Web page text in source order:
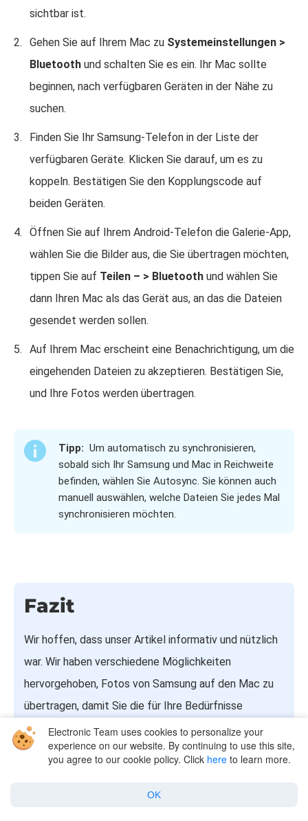
sichtbar ist.
Gehen Sie auf Ihrem Mac zu Systemeinstellungen >
Bluetooth und schalten Sie es ein. Ihr Mac sollte
beginnen, nach verfügbaren Geräten in der Nähe zu
suchen.
Finden Sie Ihr Samsung-Telefon in der Liste der
verfügbaren Geräte. Klicken Sie darauf, um es zu
koppeln. Bestätigen Sie den Kopplungscode auf
beiden Geräten.
Öffnen Sie auf Ihrem Android-Telefon die Galerie-App,
wählen Sie die Bilder aus, die Sie übertragen möchten,
tippen Sie auf Teilen – > Bluetooth und wählen Sie
dann Ihren Mac als das Gerät aus, an das die Dateien
gesendet werden sollen.
Auf Ihrem Mac erscheint eine Benachrichtigung, um die
eingehenden Dateien zu akzeptieren. Bestätigen Sie,
und Ihre Fotos werden übertragen.
Tipp: Um automatisch zu synchronisieren,
sobald sich Ihr Samsung und Mac in Reichweite
befinden, wählen Sie Autosync. Sie können auch
manuell auswählen, welche Dateien Sie jedes Mal
synchronisieren möchten.
Fazit
Wir hoffen, dass unser Artikel informativ und nützlich
war. Wir haben verschiedene Möglichkeiten
hervorgehoben, Fotos von Samsung auf den Mac zu
übertragen, damit Sie die für Ihre Bedürfnisse
bequemste und effektivste Methode wählen können.
Unsere Top-App ist MacDroid, da die App sowohl
Datenübertragung unterstützt, selektives
Electronic Team uses cookies to personalize your
experience on our website. By continuing to use this site,
you agree to our cookie policy. Click here to learn more.
OK